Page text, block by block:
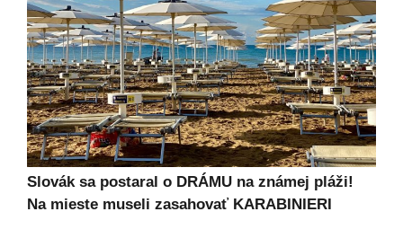
Slovák sa postaral o DRÁMU na známej pláži!
Na mieste museli zasahovať KARABINIERI